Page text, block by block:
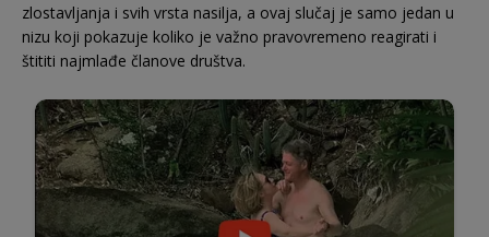
zlostavljanja i svih vrsta nasilja, a ovaj slučaj je samo jedan u
nizu koji pokazuje koliko je važno pravovremeno reagirati i
štititi najmlađe članove društva.